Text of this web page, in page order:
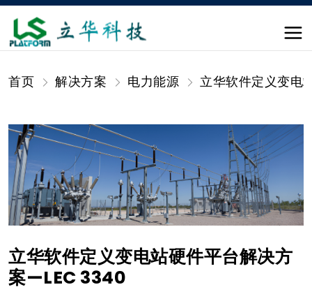
首页 解决方案 电力能源 立华软件定义变电
立华软件定义变电站硬件平台解决方
案—LEC 3340